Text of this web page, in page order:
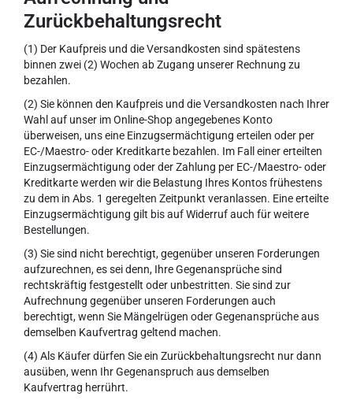
Zurückbehaltungsrecht
(1) Der Kaufpreis und die Versandkosten sind spätestens
binnen zwei (2) Wochen ab Zugang unserer Rechnung zu
bezahlen.
(2) Sie können den Kaufpreis und die Versandkosten nach Ihrer
Wahl auf unser im Online-Shop angegebenes Konto
überweisen, uns eine Einzugsermächtigung erteilen oder per
EC-/Maestro- oder Kreditkarte bezahlen. Im Fall einer erteilten
Einzugsermächtigung oder der Zahlung per EC-/Maestro- oder
Kreditkarte werden wir die Belastung Ihres Kontos frühestens
zu dem in Abs. 1 geregelten Zeitpunkt veranlassen. Eine erteilte
Einzugsermächtigung gilt bis auf Widerruf auch für weitere
Bestellungen.
(3) Sie sind nicht berechtigt, gegenüber unseren Forderungen
aufzurechnen, es sei denn, Ihre Gegenansprüche sind
rechtskräftig festgestellt oder unbestritten. Sie sind zur
Aufrechnung gegenüber unseren Forderungen auch
berechtigt, wenn Sie Mängelrügen oder Gegenansprüche aus
demselben Kaufvertrag geltend machen.
(4) Als Käufer dürfen Sie ein Zurückbehaltungsrecht nur dann
ausüben, wenn Ihr Gegenanspruch aus demselben
Kaufvertrag herrührt.